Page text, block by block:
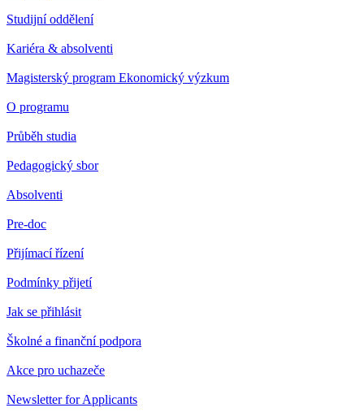
Studijní oddělení
Kariéra & absolventi
Magisterský program Ekonomický výzkum
O programu
Průběh studia
Pedagogický sbor
Absolventi
Pre-doc
Přijímací řízení
Podmínky přijetí
Jak se přihlásit
Školné a finanční podpora
Akce pro uchazeče
Newsletter for Applicants